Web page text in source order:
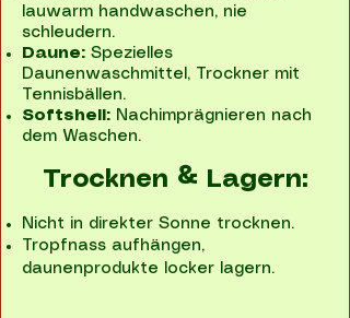
lauwarm handwaschen, nie
schleudern.
Daune: Spezielles
Daunenwaschmittel, Trockner mit
Tennisbällen.
Softshell: Nachimprägnieren nach
dem Waschen.
Trocknen & Lagern:
Nicht in direkter Sonne trocknen.
Tropfnass aufhängen,
daunenprodukte locker lagern.